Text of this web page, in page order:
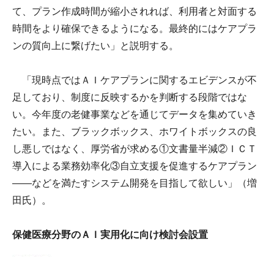
て、プラン作成時間が縮小されれば、利用者と対面する
時間をより確保できるようになる。最終的にはケアプラ
ンの質向上に繋げたい」と説明する。
「現時点ではＡＩケアプランに関するエビデンスが不
足しており、制度に反映するかを判断する段階ではな
い。今年度の老健事業などを通じてデータを集めていき
たい。また、ブラックボックス、ホワイトボックスの良
し悪しではなく、厚労省が求める①文書量半減②ＩＣＴ
導入による業務効率化③自立支援を促進するケアプラン
――などを満たすシステム開発を目指して欲しい」（増
田氏）。
保健医療分野のＡＩ実用化に向け検討会設置